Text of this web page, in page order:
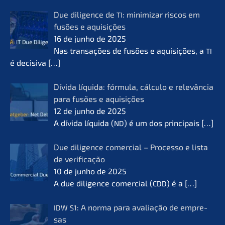
Due diligence de TI: minimi­zar riscos em
fusões e aquisi­ções
16 de junho de 2025
Nas transa­ções de fusões e aquisi­ções, a TI
é decisi­va […]
Dívida líqui­da: fórmu­la, cálcu­lo e relevân­cia
para fusões e aquisi­ções
12 de junho de 2025
A dívida líqui­da (ND) é um dos princi­pais […]
Due diligence comer­cial – Proces­so e lista
de verifi­ca­ção
10 de junho de 2025
A due diligence comer­cial (CDD) é a […]
IDW S1: A norma para avalia­ção de empre­
sas